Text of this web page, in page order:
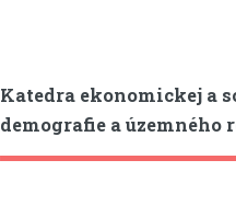
Katedra ekonomickej a
demografie a územného